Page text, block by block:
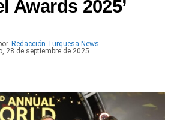
Awards 2025’
Redacción Turquesa News
28 de septiembre de 2025